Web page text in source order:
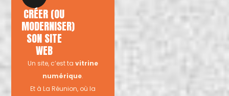
CRÉER (OU
MODERNISER)
SON SITE
WEB
Un site, c’est tavitrine
numérique.
Et à La Réunion, où la